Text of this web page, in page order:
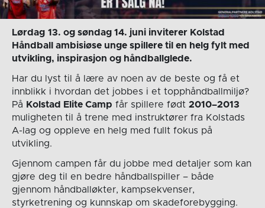
Lørdag 13. og søndag 14. juni inviterer Kolstad
Håndball ambisiøse unge spillere til en helg fylt med
utvikling, inspirasjon og håndballglede.
Har du lyst til å lære av noen av de beste og få et
innblikk i hvordan det jobbes i et topphåndballmiljø?
På Kolstad Elite Camp får spillere født 2010–2013
muligheten til å trene med instruktører fra Kolstads
A-lag og oppleve en helg med fullt fokus på
utvikling.
Gjennom campen får du jobbe med detaljer som kan
gjøre deg til en bedre håndballspiller – både
gjennom håndballøkter, kampsekvenser,
styrketrening og kunnskap om skadeforebygging.